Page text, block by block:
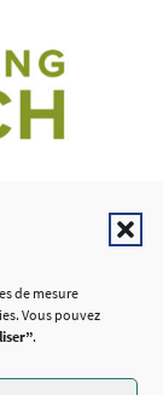
de mesure
Vous pouvez
.